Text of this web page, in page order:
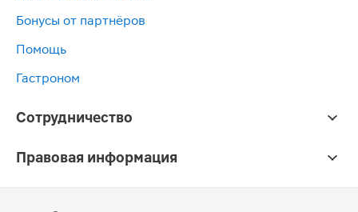
Бонусы от партнёров
Помощь
Гастроном
Сотрудничество
Правовая информация